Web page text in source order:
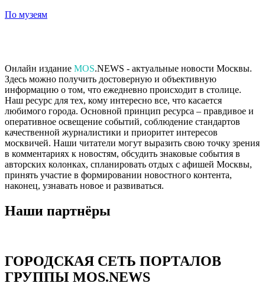
По музеям
Онлайн издание MOS.NEWS - актуальные новости Москвы.
Здесь можно получить достоверную и объективную
информацию о том, что ежедневно происходит в столице.
Наш ресурс для тех, кому интересно все, что касается
любимого города. Основной принцип ресурса – правдивое и
оперативное освещение событий, соблюдение стандартов
качественной журналистики и приоритет интересов
москвичей. Наши читатели могут выразить свою точку зрения
в комментариях к новостям, обсудить знаковые события в
авторских колонках, спланировать отдых с афишей Москвы,
принять участие в формировании новостного контента,
наконец, узнавать новое и развиваться.
Наши партнёры
ГОРОДСКАЯ СЕТЬ ПОРТАЛОВ
ГРУППЫ MOS.NEWS